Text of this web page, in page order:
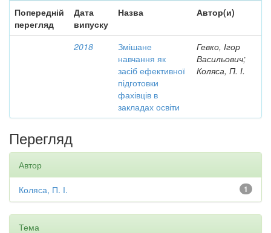
Попередній
перегляд
Дата
випуску
Назва Автор(и)
2018
Змішане
навчання як
засіб ефективної
підготовки
фахівців в
закладах освіти
Гевко, Ігор
Васильович;
Коляса, П. І.
Перегляд
Автор
1
Коляса, П. І.
Тема